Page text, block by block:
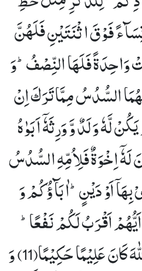
فَوْقَ اثْنَتَیْنِ فَلَهُنَّ
وَاحِدَةً فَلَهَا النِّصْفُؕ-وَ
السُّدُسُ مِمَّا تَرَكَ اِنْ
لَّهٗ وَلَدٌ وَّ وَرِثَهٗۤ اَبَوٰهُ
لَهٗۤ اِخْوَةٌ فَلِاُمِّهِ السُّدُسُ
اَوْ دَیْنٍؕ-اٰبَآؤُكُمْ وَ
اَقْرَبُ لَكُمْ نَفْعًاؕ-
عَلِیْمًا حَكِیْمًا(11) وَ